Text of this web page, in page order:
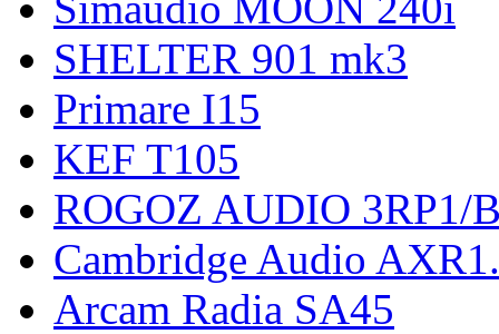
SHELTER 901 mk3
Primare I15
KEF T105
ROGOZ AUDIO 3RP1/
Cambridge Audio
Arcam Radia SA45